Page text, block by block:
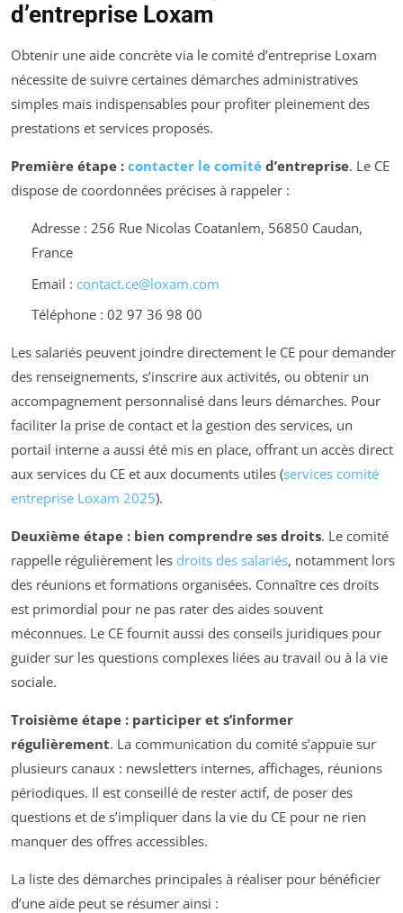
d’entreprise Loxam
Obtenir une aide concrète via le comité d’entreprise Loxam
nécessite de suivre certaines démarches administratives
simples mais indispensables pour profiter pleinement des
prestations et services proposés.
Première étape : contacter le comité d’entreprise. Le CE
dispose de coordonnées précises à rappeler :
Adresse : 256 Rue Nicolas Coatanlem, 56850 Caudan,
France
Email : contact.ce@loxam.com
Téléphone : 02 97 36 98 00
Les salariés peuvent joindre directement le CE pour demander
des renseignements, s’inscrire aux activités, ou obtenir un
accompagnement personnalisé dans leurs démarches. Pour
faciliter la prise de contact et la gestion des services, un
portail interne a aussi été mis en place, offrant un accès direct
aux services du CE et aux documents utiles (services comité
entreprise Loxam 2025).
Deuxième étape : bien comprendre ses droits. Le comité
rappelle régulièrement les droits des salariés, notamment lors
des réunions et formations organisées. Connaître ces droits
est primordial pour ne pas rater des aides souvent
méconnues. Le CE fournit aussi des conseils juridiques pour
guider sur les questions complexes liées au travail ou à la vie
sociale.
Troisième étape : participer et s’informer
régulièrement. La communication du comité s’appuie sur
plusieurs canaux : newsletters internes, affichages, réunions
périodiques. Il est conseillé de rester actif, de poser des
questions et de s’impliquer dans la vie du CE pour ne rien
manquer des offres accessibles.
La liste des démarches principales à réaliser pour bénéficier
d’une aide peut se résumer ainsi :